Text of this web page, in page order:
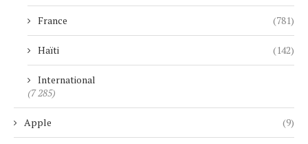
France (781)
Haïti (142)
International
(7 285)
Apple (9)